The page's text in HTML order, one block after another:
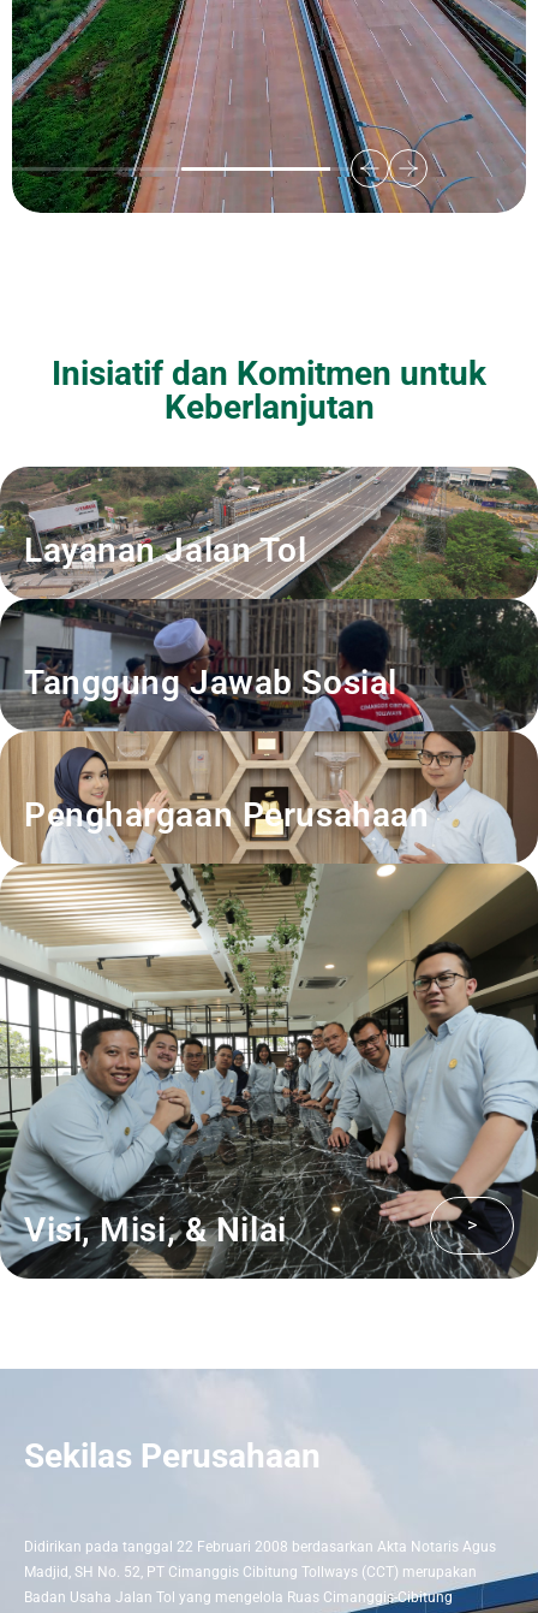
Inisiatif dan Komitmen untuk
Keberlanjutan
Layanan Jalan Tol
Tanggung Jawab Sosial
Penghargaan Perusahaan
Visi, Misi, & Nilai >
Sekilas Perusahaan
Didirikan pada tanggal 22 Februari 2008 berdasarkan Akta Notaris Agus
Madjid, SH No. 52, PT Cimanggis Cibitung Tollways (CCT) merupakan
Badan Usaha Jalan Tol yang mengelola Ruas Cimanggis-Cibitung